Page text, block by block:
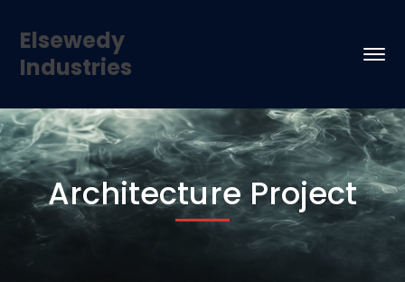
Elsewedy
Industries
Architecture Project